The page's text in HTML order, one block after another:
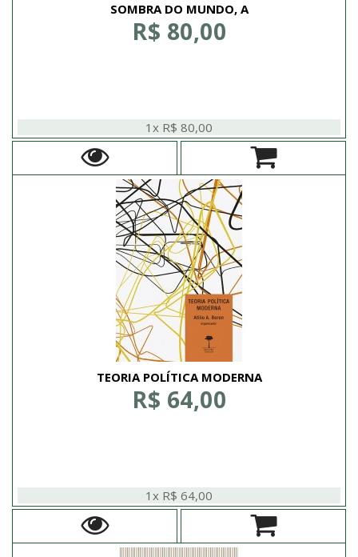
SOMBRA DO MUNDO, A
R$ 80,00
1x R$ 80,00
TEORIA POLÍTICA MODERNA
R$ 64,00
1x R$ 64,00